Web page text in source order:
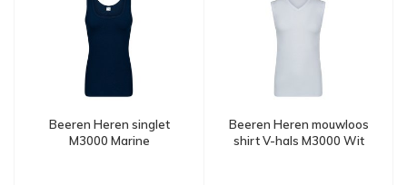
Beeren Heren singlet
M3000 Marine
Beeren Heren mouwloos
shirt V-hals M3000 Wit